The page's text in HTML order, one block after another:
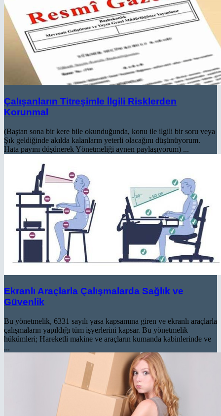
Çalışanların Titreşimle İlgili Risklerden
Korunmal
(Baştan sona bir kere bile okunduğunda, konu ile ilgili bir soru veya
Şık geldiğinde akılda kalanların yeterli olacağını düşünüyorum.
Hata payını düşünerek Yönetmeliği aynen paylaşıyorum) ...
Ekranlı Araçlarla Çalışmalarda Sağlık ve
Güvenlik
Bu yönetmelik, 6331 sayılı yasa kapsamına giren ve ekranlı araçlarla
çalışmaların yapıldığı tüm işyerlerini kapsar. Bu yönetmelik
hükümleri; Hareketli makine ve araçların kumanda kabinlerinde ve
...